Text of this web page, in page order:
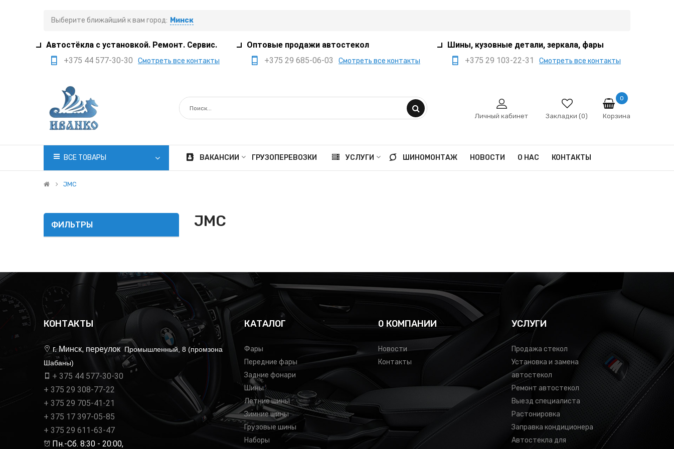
Выберите ближайший к вам город: Минск
Автостёкла с установкой. Ремонт. Сервис.
+375 44 577-30-30
Смотреть все контакты
+375 29 705-41-21
+375 17 397-05-85
office@ivanko.by
Минск, переулок
Промышленный,8/5
Вс. 8:30 - 18:00
Оптовые продажи автостекол
+375 29 685-06-03
Смотреть все контакты
+375 29 385-05-03
+375 29 559-41-21
Минск, переулок
Шины, кузовные детали, зеркала, фары
+375 29 103-22-31
Смотреть все контакты
+375 29 666-12-68
sale@ivanko.by
Промышленный,8/5
Личный кабинет Закладки (0) Корзина
0
ВСЕ ТОВАРЫ ВАКАНСИИ ГРУЗОПЕРЕВОЗКИ УСЛУГИ ШИНОМОНТАЖ НОВОСТИ О НАС КОНТАКТЫ
JMC
ФИЛЬТРЫ JMC
КОНТАКТЫ
г. Минск, переулок Промышленный, 8 (промзона
Шабаны)
+ 375 44 577-30-30
+ 375 29 308-77-22
+ 375 29 705-41-21
+ 375 17 397-05-85
+ 375 29 611-63-47
Пн.-Сб. 8:30 - 20:00,
КАТАЛОГ
Фары
Передние фары
Задние фонари
Шины
Летние шины
Зимние шины
Грузовые шины
Наборы
0 КОМПАНИИ
Новости
Контакты
УСЛУГИ
Продажа стекол
Установка и замена
автостекол
Ремонт автостекол
Выезд специалиста
Растонировка
Заправка кондиционера
Автостекла для